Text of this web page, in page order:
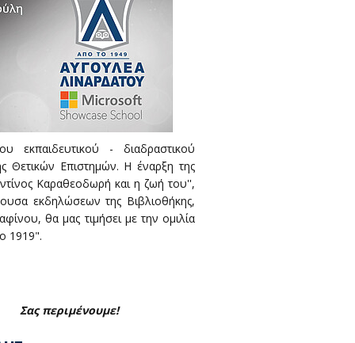
- διαδραστικού
Θετικών Επιστημών. Η έναρξη της
Καραθεοδωρή και η ζωή του'',
εκδηλώσεων της Βιβλιοθήκης,
θα μας τιμήσει με την ομιλία
1919".
Σας περιμένουμε!